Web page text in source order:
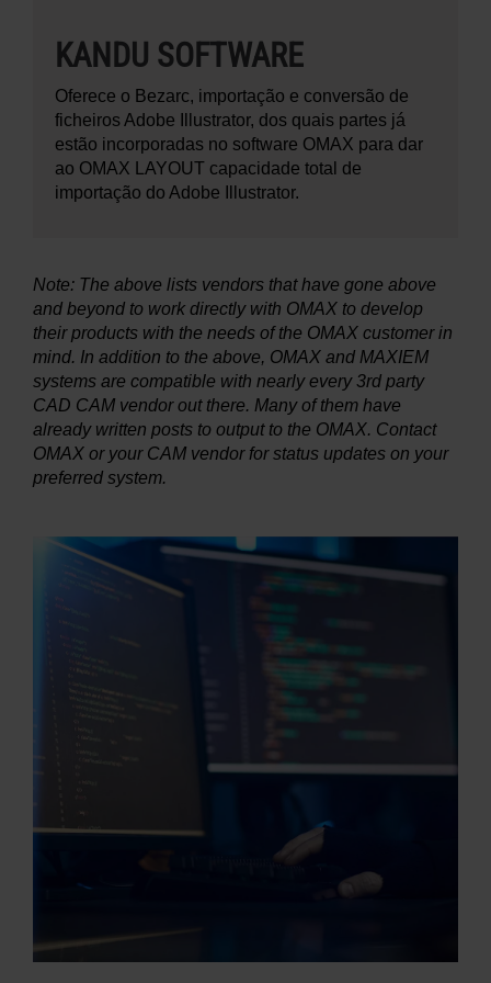
KANDU SOFTWARE
Oferece o Bezarc, importação e conversão de
ficheiros Adobe Illustrator, dos quais partes já
estão incorporadas no software OMAX para dar
ao OMAX LAYOUT capacidade total de
importação do Adobe Illustrator.
Note: The above lists vendors that have gone above
and beyond to work directly with OMAX to develop
their products with the needs of the OMAX customer in
mind. In addition to the above, OMAX and MAXIEM
systems are compatible with nearly every 3rd party
CAD CAM vendor out there. Many of them have
already written posts to output to the OMAX. Contact
OMAX or your CAM vendor for status updates on your
preferred system.